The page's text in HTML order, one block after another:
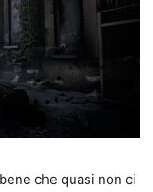
che quasi non ci